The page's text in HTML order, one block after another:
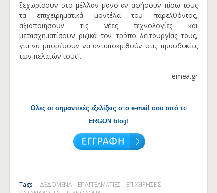
ξεχωρίσουν στο μέλλον μόνο αν αφήσουν πίσω τους
τα επιχειρηματικά μοντέλα του παρελθόντος,
αξιοποιήσουν τις νέες τεχνολογίες και
μετασχηματίσουν ριζικά τον τρόπο λειτουργίας τους,
για να μπορέσουν να ανταποκριθούν στις προσδοκίες
των πελατών τους”.
emea.gr
Όλες οι σημαντικές εξελίξεις στο e-mail σου από το
ERGON blog!
Tags: ΔΕΔΟΜΕΝΑ ΕΠΑΓΓΕΛΜΑΤΙΕΣ
ΕΠΙΧΕΙΡΗΣΕΙΣ